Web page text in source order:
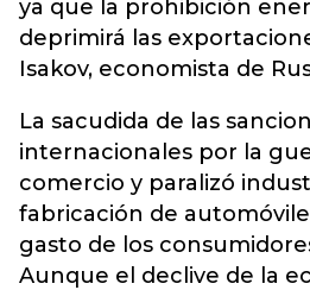
ya que la prohibición
deprimirá las
Isakov, economista de
La sacudida de las
internacionales por la
comercio y paralizó
fabricación de
gasto de los
Aunque el declive de la